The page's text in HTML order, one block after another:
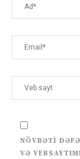
NÖVBƏTI DƏFƏ
VƏ